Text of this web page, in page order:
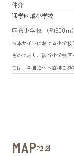
仲介
通学区域小学校
麻布小学校 （約500m）
※本サイトにおける小学校
ものであり、該当小学校
ては、各自治体へ直接ご確
MAP地図